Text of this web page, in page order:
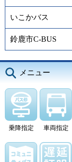
いこかバス
鈴鹿市C-BUS
メニュー
乗降指定 車両指定